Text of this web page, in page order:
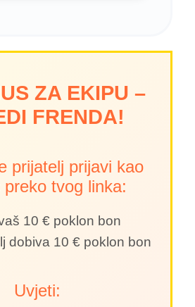
ZA EKIPU –
FRENDA!
prijatelj prijavi kao
preko tvog linka:
10 € poklon bon
dobiva 10 € poklon bon
Uvjeti: